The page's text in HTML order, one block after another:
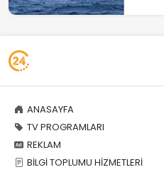
ANASAYFA
TV PROGRAMLARI
REKLAM
BİLGİ TOPLUMU HİZMETLERİ